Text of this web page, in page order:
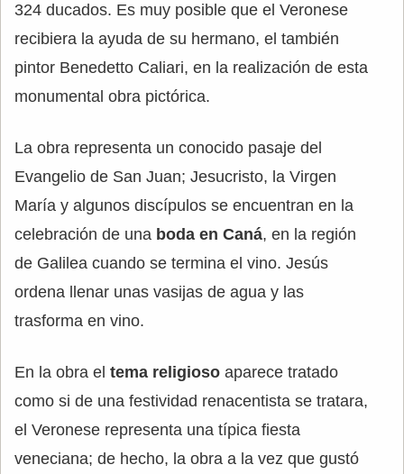
324 ducados. Es muy posible que el Veronese
recibiera la ayuda de su hermano, el también
pintor Benedetto Caliari, en la realización de esta
monumental obra pictórica.
La obra representa un conocido pasaje del
Evangelio de San Juan; Jesucristo, la Virgen
María y algunos discípulos se encuentran en la
celebración de una boda en Caná, en la región
de Galilea cuando se termina el vino. Jesús
ordena llenar unas vasijas de agua y las
trasforma en vino.
En la obra el tema religioso aparece tratado
como si de una festividad renacentista se tratara,
el Veronese representa una típica fiesta
veneciana; de hecho, la obra a la vez que gustó